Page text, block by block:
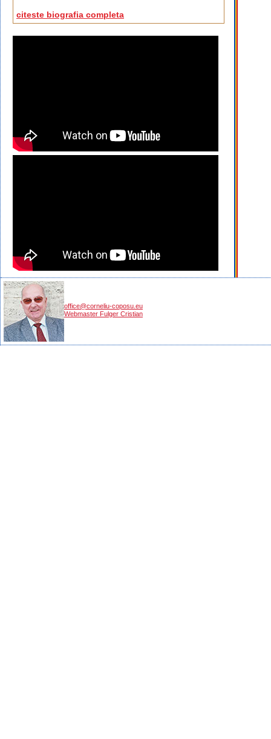
citeste biografia completa
office@corneliu-coposu.eu
Webmaster Fulger Cristian